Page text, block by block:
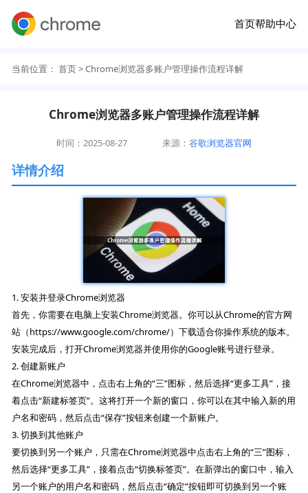
首页帮助中心
当前位置： 首页> Chrome浏览器多账户管理操作流程详解
Chrome浏览器多账户管理操作流程详解
时间：2025-08-27 来源：谷歌浏览器官网
详情介绍
1. 安装并登录Chrome浏览器
首先，你需要在电脑上安装Chrome浏览器。你可以从Chrome的官方网
站（https://www.google.com/chrome/）下载适合你操作系统的版本。
安装完成后，打开Chrome浏览器并使用你的Google账号进行登录。
2. 创建新账户
在Chrome浏览器中，点击右上角的“三”图标，然后选择“更多工具”，接
着点击“新建标签页”。这将打开一个新的窗口，你可以在其中输入新的用
户名和密码，然后点击“保存”按钮来创建一个新账户。
3. 切换到其他账户
要切换到另一个账户，只需在Chrome浏览器中点击右上角的“三”图标，
然后选择“更多工具”，接着点击“切换标签页”。在新弹出的窗口中，输入
另一个账户的用户名和密码，然后点击“确定”按钮即可切换到另一个账